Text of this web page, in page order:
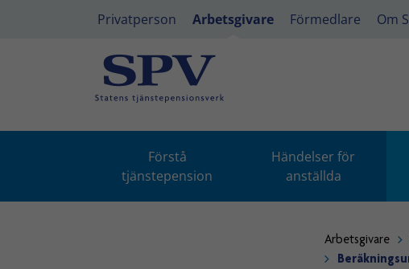
Privatperson Arbetsgivare Förmedlare Om
Förstå
tjänstepension
Händelser för
anställda
Arbetsgivare